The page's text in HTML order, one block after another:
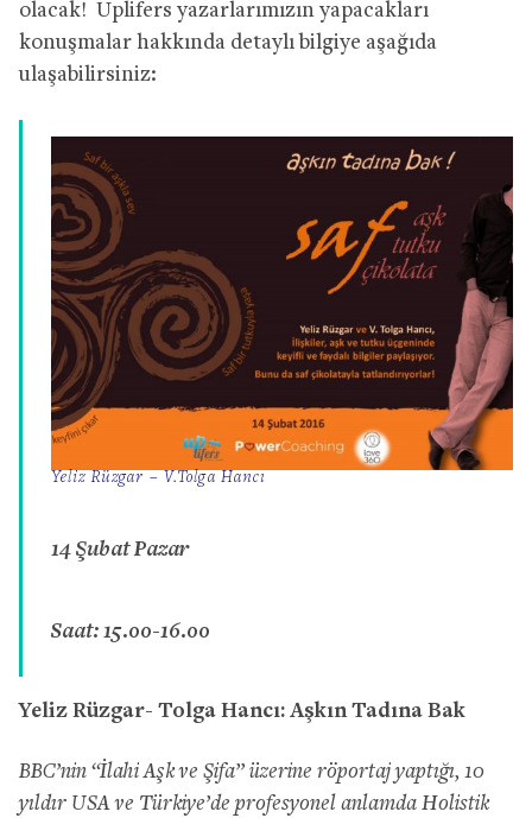
olacak! Uplifers yazarlarımızın yapacakları
konuşmalar hakkında detaylı bilgiye aşağıda
ulaşabilirsiniz:
Yeliz Rüzgar – V.Tolga Hancı
14 Şubat Pazar
Saat: 15.00-16.00
Yeliz Rüzgar- Tolga Hancı: Aşkın Tadına Bak
BBC’nin “İlahi Aşk ve Şifa” üzerine röportaj yaptığı, 10
yıldır USA ve Türkiye’de profesyonel anlamda Holistik